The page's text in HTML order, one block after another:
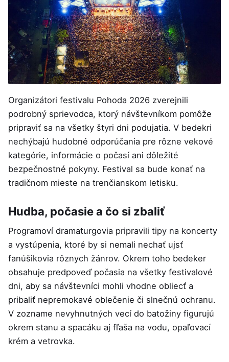
Organizátori festivalu Pohoda 2026 zverejnili
podrobný sprievodca, ktorý návštevníkom pomôže
pripraviť sa na všetky štyri dni podujatia. V bedekri
nechýbajú hudobné odporúčania pre rôzne vekové
kategórie, informácie o počasí ani dôležité
bezpečnostné pokyny. Festival sa bude konať na
tradičnom mieste na trenčianskom letisku.
Hudba, počasie a čo si zbaliť
Programoví dramaturgovia pripravili tipy na koncerty
a vystúpenia, ktoré by si nemali nechať ujsť
fanúšikovia rôznych žánrov. Okrem toho bedeker
obsahuje predpoveď počasia na všetky festivalové
dni, aby sa návštevníci mohli vhodne obliecť a
pribaliť nepremokavé oblečenie či slnečnú ochranu.
V zozname nevyhnutných vecí do batožiny figurujú
okrem stanu a spacáku aj fľaša na vodu, opaľovací
krém a vetrovka.